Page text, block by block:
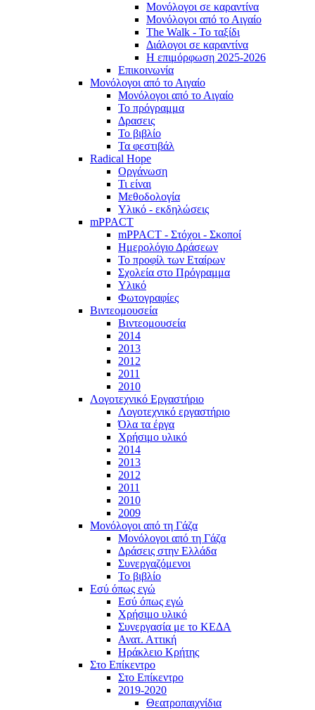
Μονόλογοι σε καραντίνα
Μονόλογοι από το Αιγαίο
The Walk - Το ταξίδι
Διάλογοι σε καραντίνα
Η επιμόρφωση 2025-2026
Επικοινωνία
Μονόλογοι από το Αιγαίο
Μονόλογοι από το Αιγαίο
Το πρόγραμμα
Δρασεις
Το βιβλίο
Τα φεστιβάλ
Radical Hope
Οργάνωση
Τι είναι
Μεθοδολογία
Υλικό - εκδηλώσεις
mPPACT
mPPACT - Στόχοι - Σκοποί
Ημερολόγιο Δράσεων
Το προφίλ των Εταίρων
Σχολεία στο Πρόγραμμα
Υλικό
Φωτογραφίες
Βιντεομουσεία
Βιντεομουσεία
2014
2013
2012
2011
2010
Λογοτεχνικό Εργαστήριο
Λογοτεχνικό εργαστήριο
Όλα τα έργα
Χρήσιμο υλικό
2014
2013
2012
2011
2010
2009
Μονόλογοι από τη Γάζα
Μονόλογοι από τη Γάζα
Δράσεις στην Ελλάδα
Συνεργαζόμενοι
To βιβλίο
Εσύ όπως εγώ
Εσύ όπως εγώ
Χρήσιμο υλικό
Συνεργασία με το ΚΕΔΑ
Ανατ. Αττική
Ηράκλειο Κρήτης
Στο Επίκεντρο
Στο Επίκεντρο
2019-2020
Θεατροπαιχνίδια